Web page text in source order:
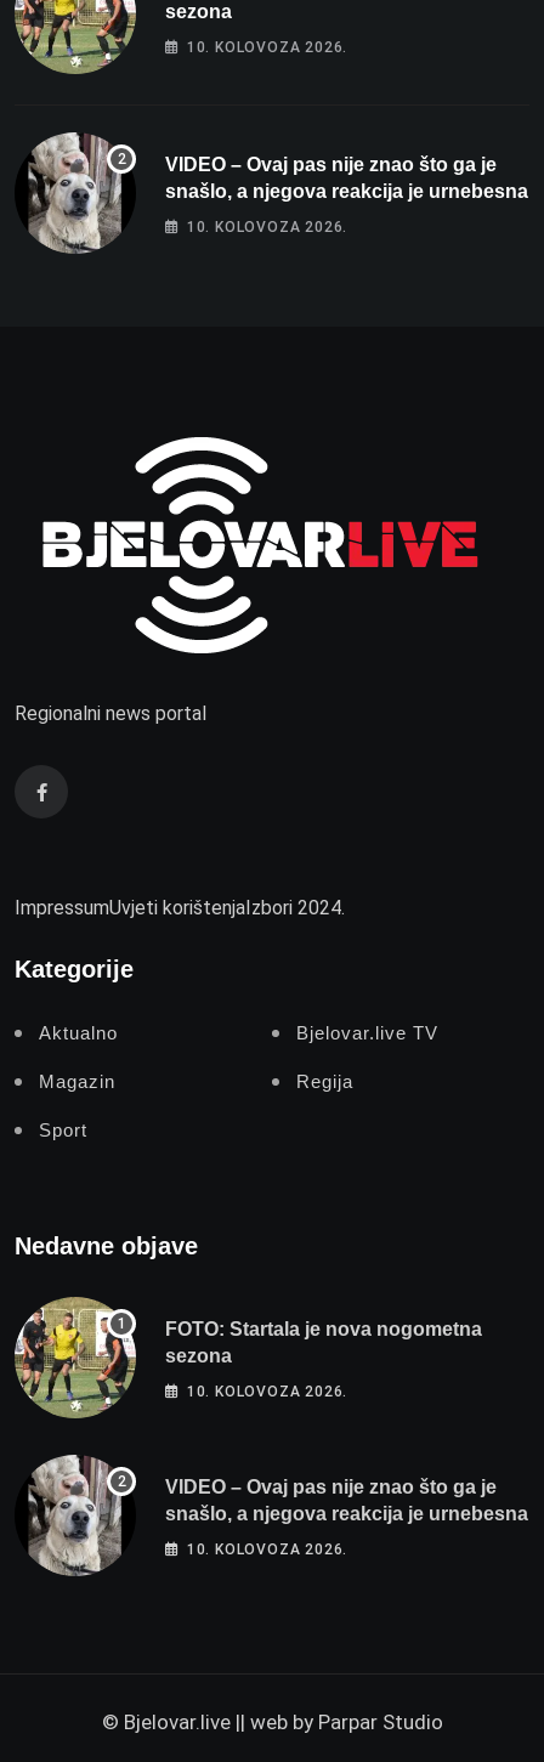
sezona
10. KOLOVOZA 2026.
VIDEO – Ovaj pas nije znao što ga je
snašlo, a njegova reakcija je urnebesna
10. KOLOVOZA 2026.
Regionalni news portal
ImpressumUvjeti korištenja Izbori 2024.
Kategorije
Aktualno Bjelovar.live TV
Magazin Regija
Sport
Nedavne objave
FOTO: Startala je nova nogometna
sezona
10. KOLOVOZA 2026.
VIDEO – Ovaj pas nije znao što ga je
snašlo, a njegova reakcija je urnebesna
10. KOLOVOZA 2026.
© Bjelovar.live || web by Parpar Studio